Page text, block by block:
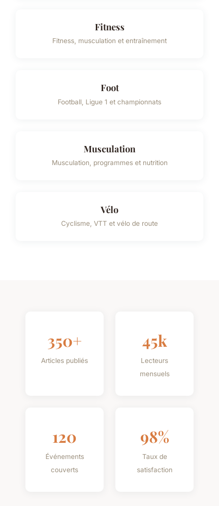
Fitness
Fitness, musculation et entraînement
Foot
Football, Ligue 1 et championnats
Musculation
Musculation, programmes et nutrition
Vélo
Cyclisme, VTT et vélo de route
350+
Articles publiés
45k
Lecteurs
mensuels
120
Événements
couverts
98%
Taux de
satisfaction